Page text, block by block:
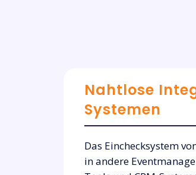
Nahtlose
Systemen
Das Einchecksystem
in andere